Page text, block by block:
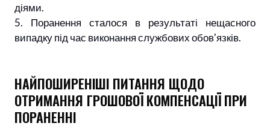
діями.
5. Поранення сталося в результаті нещасного
випадку під час виконання службових обов'язків.
НАЙПОШИРЕНІШІ ПИТАННЯ ЩОДО
ОТРИМАННЯ ГРОШОВОЇ КОМПЕНСАЦІЇ ПРИ
ПОРАНЕННІ